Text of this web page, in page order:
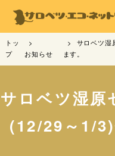
トッ
プ
お知らせ
サロベツ湿
ます。
サロベツ湿原
(12/29～1/3)